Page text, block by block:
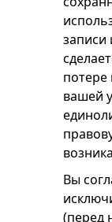
записи
вашей
Вы
(перед